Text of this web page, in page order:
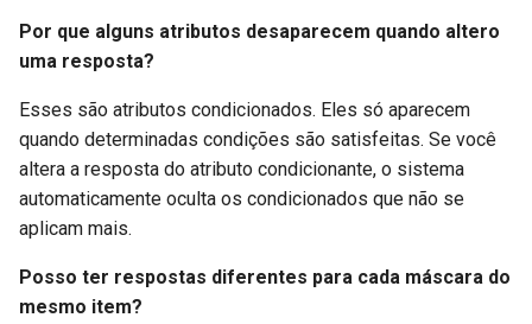
Por que alguns atributos desaparecem quando altero
uma resposta?
Esses são atributos condicionados. Eles só aparecem
quando determinadas condições são satisfeitas. Se você
altera a resposta do atributo condicionante, o sistema
automaticamente oculta os condicionados que não se
aplicam mais.
Posso ter respostas diferentes para cada máscara do
mesmo item?